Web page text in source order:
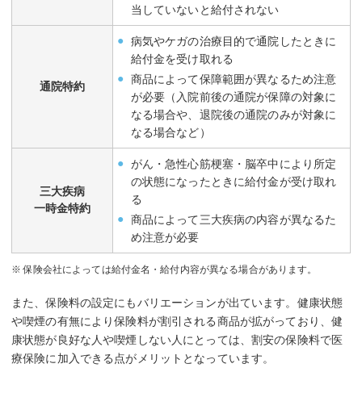
当していないと給付されない
通院特約
病気やケガの治療目的で通院したときに
給付金を受け取れる
商品によって保障範囲が異なるため注意
が必要（入院前後の通院が保障の対象に
なる場合や、退院後の通院のみが対象に
なる場合など）
三大疾病
一時金特約
がん・急性心筋梗塞・脳卒中により所定
の状態になったときに給付金が受け取れ
る
商品によって三大疾病の内容が異なるた
め注意が必要
保険会社によっては給付金名・給付内容が異なる場合があります。
また、保険料の設定にもバリエーションが出ています。健康状態
や喫煙の有無により保険料が割引される商品が拡がっており、健
康状態が良好な人や喫煙しない人にとっては、割安の保険料で医
療保険に加入できる点がメリットとなっています。